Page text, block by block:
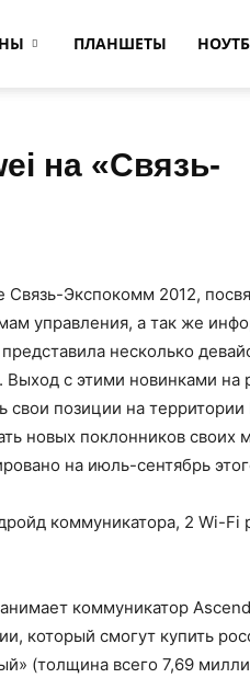
ПЛАНШЕТЫ
на «Связь-
Связь-Экспокомм 2012,
управления, а так же
несколько
Выход с этими новинками на
свои позиции на территории
новых поклонников своих
на июль-сентябрь
коммуникатора, 2 Wi-Fi
коммуникатор
который смогут купить
(толщина всего 7,69